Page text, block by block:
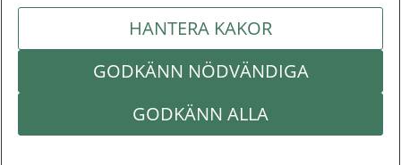
HANTERA KAKOR
GODKÄNN NÖDVÄNDIGA
GODKÄNN ALLA